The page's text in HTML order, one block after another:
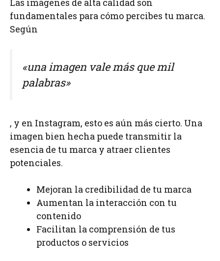
Las imágenes de alta calidad son
fundamentales para cómo percibes tu marca.
Según
«una imagen vale más que mil
palabras»
, y en Instagram, esto es aún más cierto. Una
imagen bien hecha puede transmitir la
esencia de tu marca y atraer clientes
potenciales.
Mejoran la credibilidad de tu marca
Aumentan la interacción con tu
contenido
Facilitan la comprensión de tus
productos o servicios